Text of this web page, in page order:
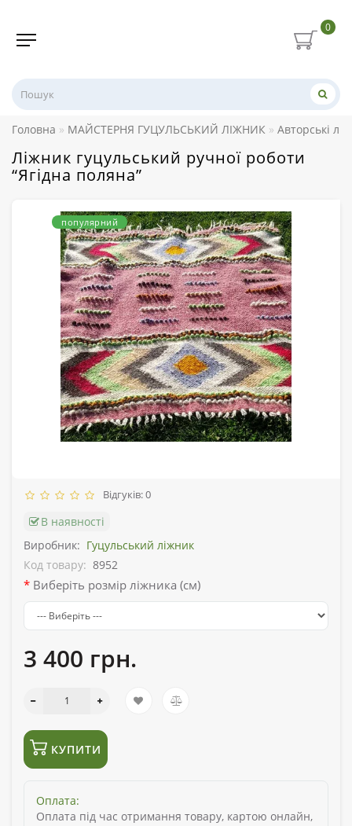
0
Головна МАЙСТЕРНЯ ГУЦУЛЬСЬКИЙ ЛІЖНИК Авторські
Ліжник гуцульський ручної роботи
“Ягідна поляна”
популярний
Відгуків: 0
В наявності
Виробник: Гуцульський ліжник
Код товару: 8952
Виберіть розмір ліжника (см)
3 400 грн.
КУПИТИ
Оплата:
Оплата під час отримання товару, картою онлайн,